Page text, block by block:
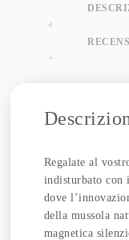
Regalate al
indisturbato con
dove
della mussola
magnetica